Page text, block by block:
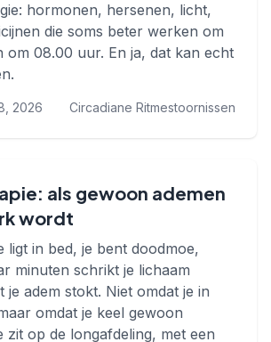
hormonen, hersenen, licht,
die soms beter werken om
om 08.00 uur. En ja, dat kan echt
2026 Circadiane Ritmestoornissen
als gewoon ademen
wordt
ligt in bed, je bent doodmoe,
minuten schrikt je lichaam
je adem stokt. Niet omdat je in
omdat je keel gewoon
zit op de longafdeling, met een